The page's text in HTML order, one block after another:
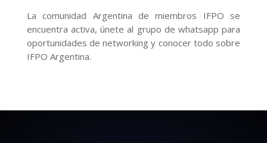
La comunidad Argentina de miembros IFPO se
encuentra activa, únete al grupo de whatsapp para
oportunidades de networking y conocer todo sobre
IFPO Argentina.